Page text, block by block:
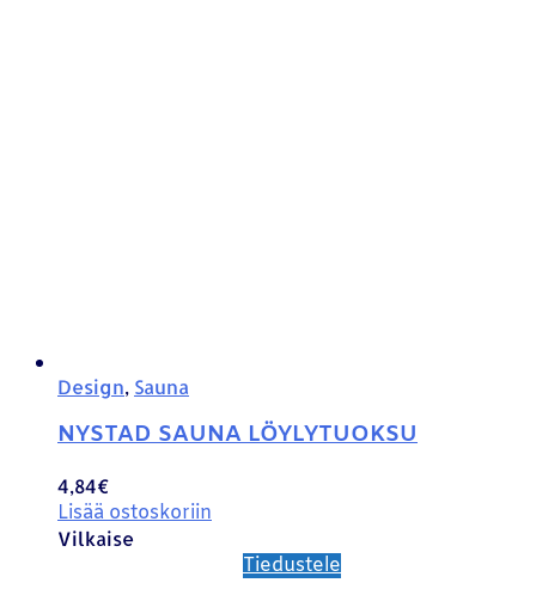
Design, Sauna
NYSTAD SAUNA LÖYLYTUOKSU
4,84€
Lisää ostoskoriin
Vilkaise
Tiedustele